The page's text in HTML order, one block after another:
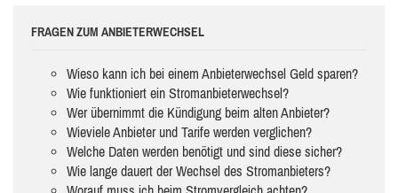
FRAGEN ZUM ANBIETERWECHSEL
Wieso kann ich bei einem Anbieterwechsel Geld sparen?
Wie funktioniert ein Stromanbieterwechsel?
Wer übernimmt die Kündigung beim alten Anbieter?
Wieviele Anbieter und Tarife werden verglichen?
Welche Daten werden benötigt und sind diese sicher?
Wie lange dauert der Wechsel des Stromanbieters?